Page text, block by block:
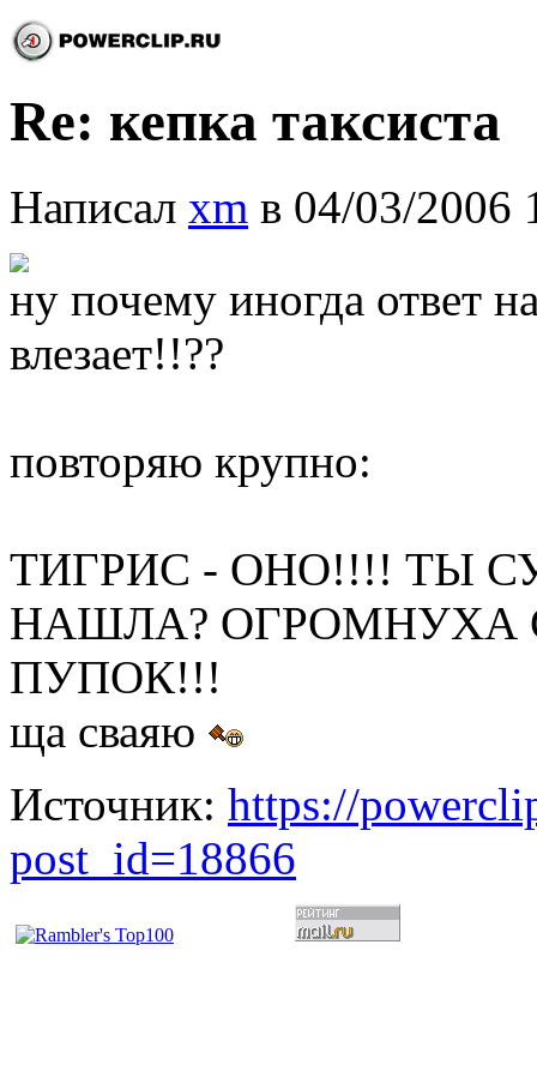
Re: кепка таксиста
Написал xm в 04/03/2006
ну почему иногда ответ
влезает!!??
повторяю крупно:
ТИГРИС - ОНО!!!! ТЫ
НАШЛА? ОГРОМНУХА
ПУПОК!!!
ща сваяю
Источник: https://
post_id=18866